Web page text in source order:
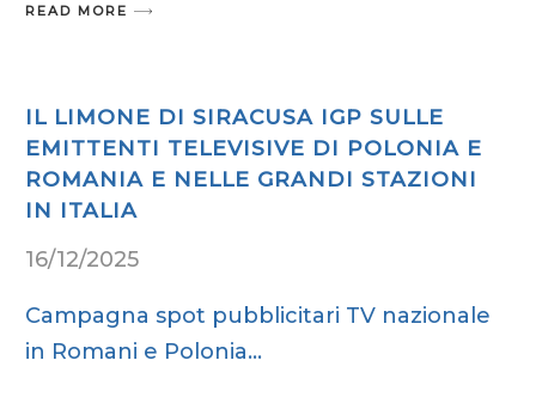
READ MORE
IL LIMONE DI SIRACUSA IGP SULLE
EMITTENTI TELEVISIVE DI POLONIA E
ROMANIA E NELLE GRANDI STAZIONI
IN ITALIA
16/12/2025
Campagna spot pubblicitari TV nazionale
in Romani e Polonia